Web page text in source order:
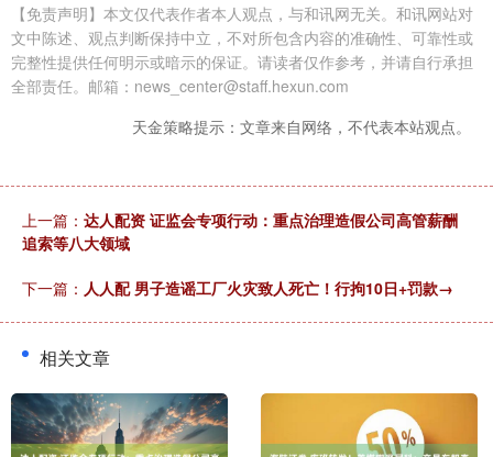
【免责声明】本文仅代表作者本人观点，与和讯网无关。和讯网站对
文中陈述、观点判断保持中立，不对所包含内容的准确性、可靠性或
完整性提供任何明示或暗示的保证。请读者仅作参考，并请自行承担
全部责任。邮箱：news_center@staff.hexun.com
天金策略提示：文章来自网络，不代表本站观点。
上一篇： 达人配资 证监会专项行动：重点治理造假公司高管薪酬
追索等八大领域
下一篇： 人人配 男子造谣工厂火灾致人死亡！行拘10日+罚款→
相关文章